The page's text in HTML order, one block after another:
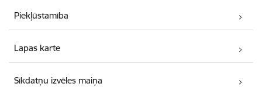
Piekļūstamība
Lapas karte
Sīkdatņu izvēles maiņa